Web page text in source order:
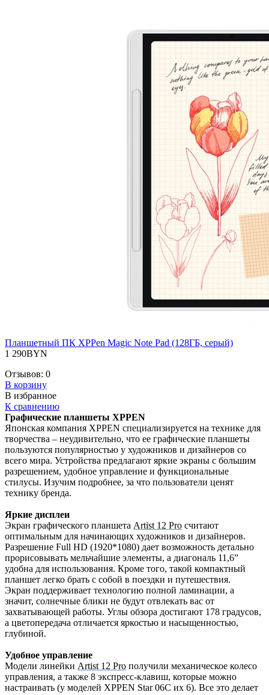
Планшетный ПК XPPen Magic Note Pad (128ГБ, серый)
1 290BYN
Отзывов: 0
В корзину
В избранное
К сравнению
Графические планшеты XPPEN
Японская компания XPPEN специализируется на технике для
творчества – неудивительно, что ее графические планшеты
пользуются популярностью у художников и дизайнеров со
всего мира. Устройства предлагают яркие экраны с большим
разрешением, удобное управление и функциональные
стилусы. Изучим подробнее, за что пользователи ценят
технику бренда.
Яркие дисплеи
Экран графического планшета Artist 12 Pro считают
оптимальным для начинающих художников и дизайнеров.
Разрешение Full HD (1920*1080) дает возможность детально
прорисовывать мельчайшие элементы, а диагональ 11,6”
удобна для использования. Кроме того, такой компактный
планшет легко брать с собой в поездки и путешествия.
Экран поддерживает технологию полной ламинации, а
значит, солнечные блики не будут отвлекать вас от
захватывающей работы. Углы обзора достигают 178 градусов,
а цветопередача отличается яркостью и насыщенностью,
глубиной.
Удобное управление
Модели линейки Artist 12 Pro получили механическое колесо
управления, а также 8 экспресс-клавиш, которые можно
настраивать (у моделей XPPEN Star 06С их 6). Все это делает